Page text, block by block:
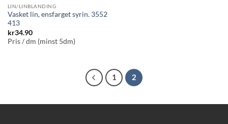
LIN/LINBLANDING
Vasket lin, ensfarget syrin. 3552
413
kr34.90
Pris / dm (minst 5dm)
1 2